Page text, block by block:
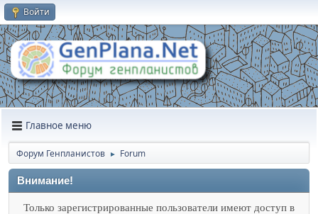
Войти
Главное меню
Форум Генпланистов ► Forum
Внимание!
Только зарегистрированные пользователи имеют доступ в